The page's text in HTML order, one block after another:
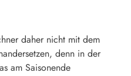
daher nicht mit dem
denn in der
am Saisonende